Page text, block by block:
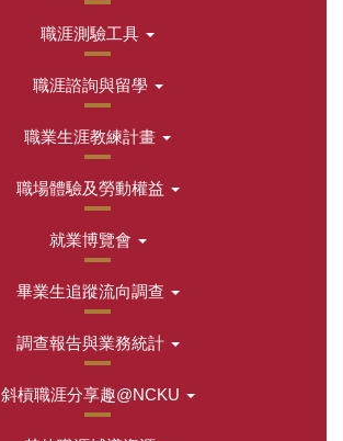
職涯測驗工具
職涯諮詢與留學
職業生涯教練計畫
職場體驗及勞動權益
就業博覽會
畢業生追蹤流向調查
調查報告與業務統計
斜槓職涯分享趣@NCKU